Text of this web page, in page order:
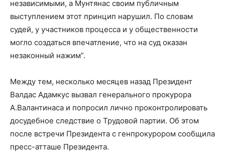
независимыми, а Мунтянас своим публичным
выступлением этот принцип нарушил. По словам
судей, у участников процесса и у общественности
могло создаться впечатление, что на суд оказан
незаконный нажим”.
Между тем, несколько месяцев назад Президент
Валдас Адамкус вызвал генерального прокурора
А.Валантинаса и попросил лично проконтролировать
досудебное следствие о Трудовой партии. Об этом
после встречи Президента с генпрокурором сообщила
пресс-атташе Президента.